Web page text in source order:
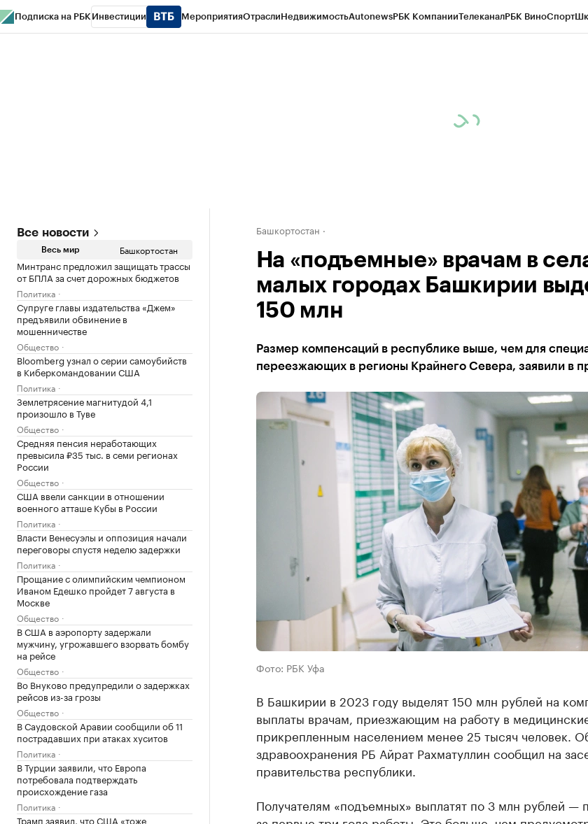
Подписка на РБК Инвестиции МероприятияОтраслиНедвижимостьAutonewsРБК КомпанииТелеканалРБК ВиноСпорт
Все новости
Весь мир Башкортостан
Минтранс предложил защищать трассы
от БПЛА за счет дорожных бюджетов
Политика
Супруге главы издательства «Джем»
предъявили обвинение в
мошенничестве
Общество
Bloomberg узнал о серии самоубийств
в Киберкомандовании США
Политика
Землетрясение магнитудой 4,1
произошло в Туве
Общество
Средняя пенсия неработающих
превысила ₽35 тыс. в семи регионах
России
Общество
США ввели санкции в отношении
военного атташе Кубы в России
Политика
Власти Венесуэлы и оппозиция начали
переговоры спустя неделю задержки
Политика
Прощание с олимпийским чемпионом
Иваном Едешко пройдет 7 августа в
Москве
Общество
В США в аэропорту задержали
мужчину, угрожавшего взорвать бомбу
на рейсе
Общество
Во Внуково предупредили о задержках
рейсов из-за грозы
Общество
В Саудовской Аравии сообщили об 11
пострадавших при атаках хуситов
Политика
В Турции заявили, что Европа
потребовала подтверждать
происхождение газа
Политика
Трамп заявил, что США «тоже
Башкортостан
На «подъемные» врачам в
малых городах Башкирии
150 млн
Размер компенсаций в республике выше, чем для
переезжающих в регионы Крайнего Севера, заявили в
Фото: РБК Уфа
В Башкирии в 2023 году выделят 150 млн рублей на
выплаты врачам, приезжающим на работу в
прикрепленным населением менее 25 тысяч человек.
здравоохранения РБ Айрат Рахматуллин сообщил на
правительства республики.
Получателям «подъемных» выплатят по 3 млн рублей —